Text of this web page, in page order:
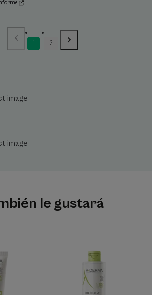
Informe
1 2
le gustará
Agua
micelar
dermatológica